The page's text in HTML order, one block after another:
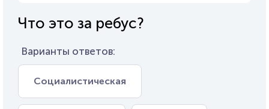
Что это за ребус?
Варианты ответов:
Социалистическая